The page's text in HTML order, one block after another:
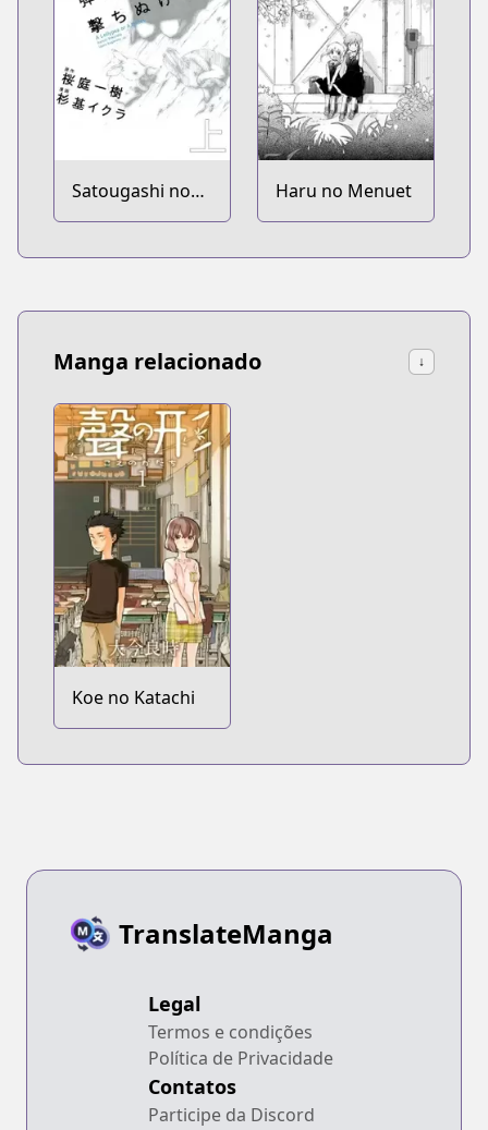
Satougashi no
Dangan wa
Haru no Menuet
Manga relacionado ↓
Koe no Katachi
TranslateManga
Legal
Termos e condições
Política de Privacidade
Contatos
Participe da Discord